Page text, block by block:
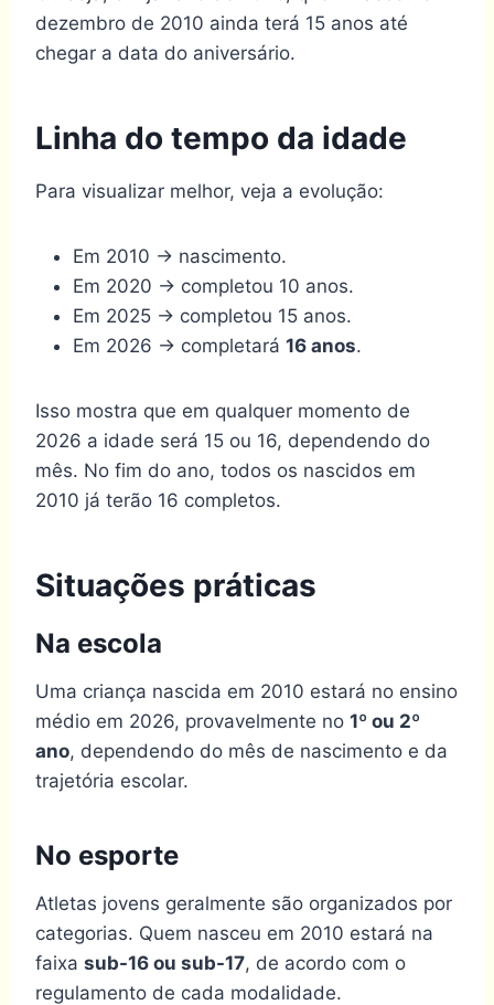
dezembro de 2010 ainda terá 15 anos até
chegar a data do aniversário.
Linha do tempo da idade
Para visualizar melhor, veja a evolução:
Em 2010 → nascimento.
Em 2020 → completou 10 anos.
Em 2025 → completou 15 anos.
Em 2026 → completará 16 anos.
Isso mostra que em qualquer momento de
2026 a idade será 15 ou 16, dependendo do
mês. No fim do ano, todos os nascidos em
2010 já terão 16 completos.
Situações práticas
Na escola
Uma criança nascida em 2010 estará no ensino
médio em 2026, provavelmente no 1º ou 2º
ano, dependendo do mês de nascimento e da
trajetória escolar.
No esporte
Atletas jovens geralmente são organizados por
categorias. Quem nasceu em 2010 estará na
faixa sub-16 ou sub-17, de acordo com o
regulamento de cada modalidade.